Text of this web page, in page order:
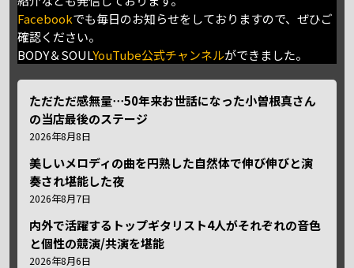
Facebookでも毎日のお知らせをしておりますので、ぜひご
確認ください。
BODY＆SOULYouTube公式チャンネルができました。
ただただ感無量⋯50年来お世話になった小曽根真さん
の当店最後のステージ
2026年8月8日
美しいメロディの曲を円熟した自然体で伸び伸びと演
奏され堪能した夜
2026年8月7日
内外で活躍するトップギタリスト4人がそれぞれの音色
と個性の競演/共演を堪能
2026年8月6日